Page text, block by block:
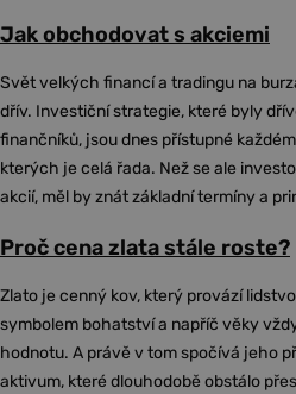
Jak obchodovat s akciemi
Svět velkých financí a tradingu na
dřív. Investiční strategie, které byly
finančníků, jsou dnes přístupné
kterých je celá řada. Než se ale
akcií, měl by znát základní termíny a
Proč cena zlata stále roste?
Zlato je cenný kov, který provází
symbolem bohatství a napříč věky
hodnotu. A právě v tom spočívá jeho
aktivum, které dlouhodobě obstálo